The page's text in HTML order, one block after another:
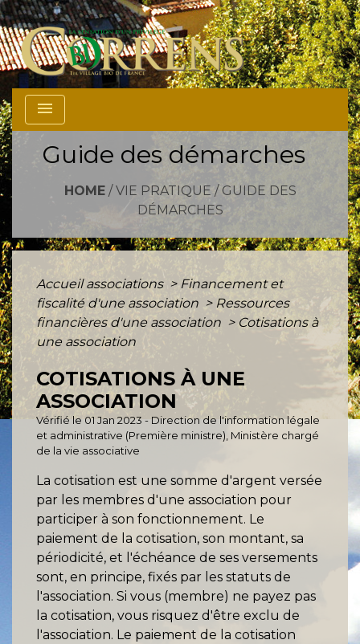
menu
Guide des démarches
HOME/ VIE PRATIQUE / GUIDE DES
DÉMARCHES
Accueil associations > Financement et
fiscalité d'une association > Ressources
financières d'une association > Cotisations à
une association
COTISATIONS À UNE
ASSOCIATION
Vérifié le 01 Jan 2023 - Direction de l'information légale
et administrative (Première ministre), Ministère chargé
de la vie associative
La cotisation est une somme d'argent versée
par les membres d'une association pour
participer à son fonctionnement. Le
paiement de la cotisation, son montant, sa
périodicité, et l'échéance de ses versements
sont, en principe, fixés par les statuts de
l'association. Si vous (membre) ne payez pas
la cotisation, vous risquez d'être exclu de
l'association. Le paiement de la cotisation